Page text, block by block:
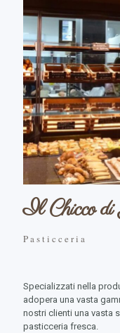
Il Chicco di
Pasticceria
Specializzati nella
adopera una vasta
nostri clienti una vasta
pasticceria fresca.